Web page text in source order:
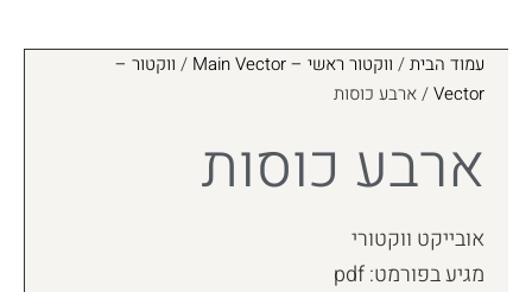
עמוד הבית/ ווקטור ראשי – Main Vector / ווקטור –
Vector/ ארבע כוסות
ארבע כוסות
אובייקט ווקטורי
מגיע בפורמט: pdf